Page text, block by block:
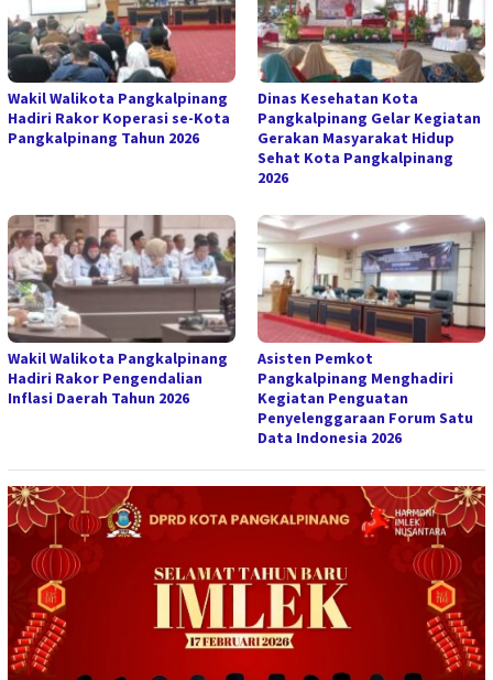
Wakil Walikota Pangkalpinang
Hadiri Rakor Koperasi se-Kota
Pangkalpinang Tahun 2026
Dinas Kesehatan Kota
Pangkalpinang Gelar Kegiatan
Gerakan Masyarakat Hidup
Sehat Kota Pangkalpinang
2026
Wakil Walikota Pangkalpinang
Hadiri Rakor Pengendalian
Inflasi Daerah Tahun 2026
Asisten Pemkot
Pangkalpinang Menghadiri
Kegiatan Penguatan
Penyelenggaraan Forum Satu
Data Indonesia 2026